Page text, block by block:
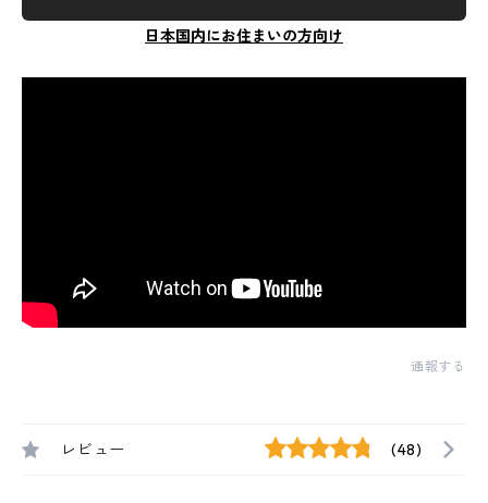
日本国内にお住まいの方向け
通報する
レビュー (48)